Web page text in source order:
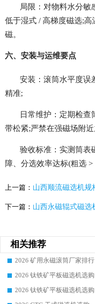
局限：对物料水分敏
低于湿式 / 高梯度磁选;
磁。
六、安装与运维要点
安装：滚筒水平度误
精准;
日常维护：定期检查
带松紧;严禁在强磁场附
验收标准：实测筒表
障、分选效率达标(粗选 >
上一篇： 山西顺流磁选机规
下一篇： 山西永磁辊式磁选
相关推荐